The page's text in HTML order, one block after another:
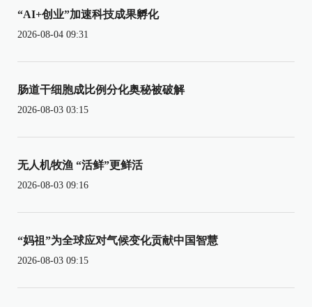
“AI+创业”加速科技成果孵化
2026-08-04 09:31
肠道干细胞成比例分化奥秘被破解
2026-08-03 03:15
无人机牧渔 “活鲜”更鲜活
2026-08-03 09:16
“妈祖”为全球应对气候变化贡献中国智慧
2026-08-03 09:15